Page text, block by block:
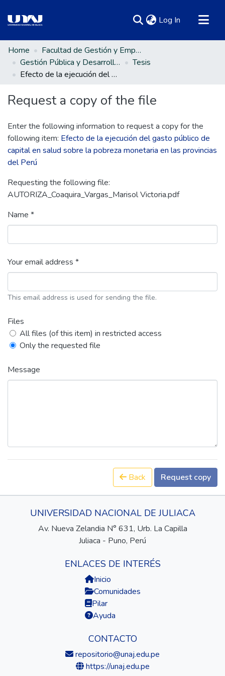
Log In (current)
Communities & Collections
All of DSpace
Statistics
Home
Facultad de Gestión y Emprendimiento Empresarial
Gestión Pública y Desarrollo Social
Tesis
Efecto de la ejecución del gasto público de capital en salud sobre la pobreza monetaria en las provincias del Perú
Request a copy of the file
Enter the following information to request a copy for the
following item: Efecto de la ejecución del gasto público de
capital en salud sobre la pobreza monetaria en las provincias
del Perú
Requesting the following file:
AUTORIZA_Coaquira_Vargas_Marisol Victoria.pdf
Name *
Your email address *
This email address is used for sending the file.
Files
All files (of this item) in restricted access
Only the requested file
Message
Back Request copy
UNIVERSIDAD NACIONAL DE JULIACA
Av. Nueva Zelandia N° 631, Urb. La Capilla
Juliaca - Puno, Perú
ENLACES DE INTERÉS
Inicio
Comunidades
Pilar
Ayuda
CONTACTO
repositorio@unaj.edu.pe
https://unaj.edu.pe